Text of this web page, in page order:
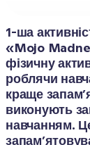
1-ша
«Mojo
фізичну
роблячи
краще
виконують
навчанням.